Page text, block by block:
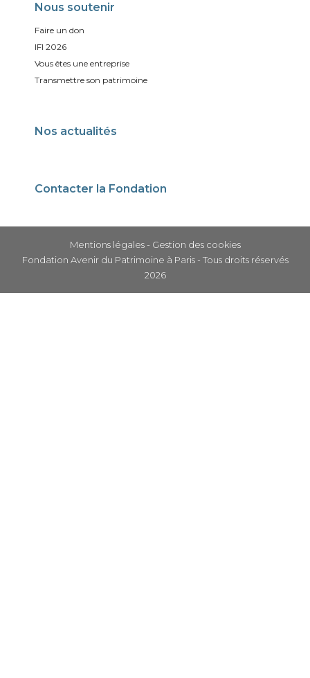
Nous soutenir
Faire un don
IFI 2026
Vous êtes une entreprise
Transmettre son patrimoine
Nos actualités
Contacter la Fondation
Mentions légales- Gestion des cookies
Fondation Avenir du Patrimoine à Paris - Tous droits réservés
2026